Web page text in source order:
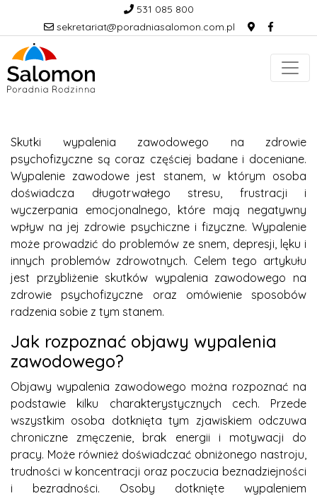
531 085 800
sekretariat@poradniasalomon.com.pl
Skutki wypalenia zawodowego na zdrowie
psychofizyczne są coraz częściej badane i doceniane.
Wypalenie zawodowe jest stanem, w którym osoba
doświadcza długotrwałego stresu, frustracji i
wyczerpania emocjonalnego, które mają negatywny
wpływ na jej zdrowie psychiczne i fizyczne. Wypalenie
może prowadzić do problemów ze snem, depresji, lęku i
innych problemów zdrowotnych. Celem tego artykułu
jest przybliżenie skutków wypalenia zawodowego na
zdrowie psychofizyczne oraz omówienie sposobów
radzenia sobie z tym stanem.
Jak rozpoznać objawy wypalenia
zawodowego?
Objawy wypalenia zawodowego można rozpoznać na
podstawie kilku charakterystycznych cech. Przede
wszystkim osoba dotknięta tym zjawiskiem odczuwa
chroniczne zmęczenie, brak energii i motywacji do
pracy. Może również doświadczać obniżonego nastroju,
trudności w koncentracji oraz poczucia beznadziejności
i bezradności. Osoby dotknięte wypaleniem